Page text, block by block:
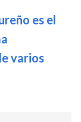
es el
varios